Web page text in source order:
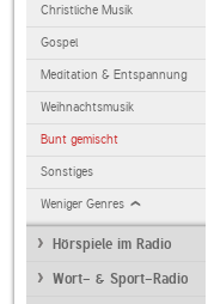
Christliche Musik
Gospel
Meditation & Entspannung
Weihnachtsmusik
Bunt gemischt
Sonstiges
Weniger Genres
Hörspiele im Radio
Wort- & Sport-Radio